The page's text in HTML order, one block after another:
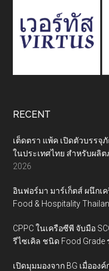
RECENT
เต็ดตรา แพ้ค เปิดตัวบรร
ในประเทศไทย สำหรับผลิ
2026
อินฟอร์มา มาร์เก็ตส์ ผนึกเ
Food & Hospitality
CPPC ในเครือซีพี จับมือ
รีไซเคิล ชนิด Food Grade
เปิดมุมมองจาก BG เมื่ออง